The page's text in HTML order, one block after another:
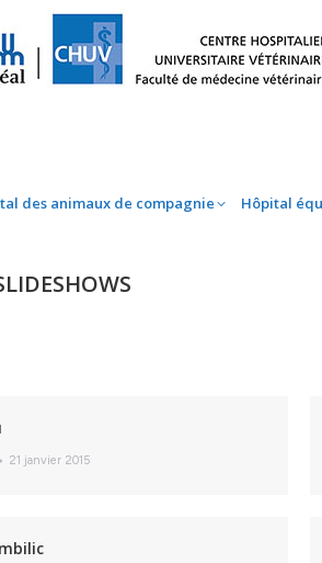
des animaux de compagnie Hôpital
21 janvier 2015
Hôpital des animaux de compagnie